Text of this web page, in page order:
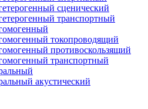
сценический
транспортный
токопроводящий
противоскользящий
транспортный
акустический